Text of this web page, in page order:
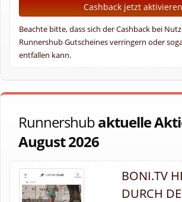
Cashback jetzt aktivieren
Beachte bitte, dass sich der Cashback bei
Runnershub Gutscheines verringern oder
entfallen kann.
Runnershubaktuelle
August 2026
BONI.TV
DURCH